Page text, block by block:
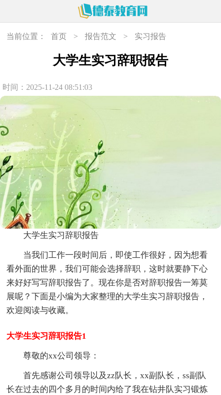
当前位置： 首页 > 报告范文 > 实习报告
大学生实习辞职报告
时间：2025-11-24 08:51:03
大学生实习辞职报告
当我们工作一段时间后，即使工作很好，因为想看
看外面的世界，我们可能会选择辞职，这时就要静下心
来好好写写辞职报告了。现在你是否对辞职报告一筹莫
展呢？下面是小编为大家整理的大学生实习辞职报告，
欢迎阅读与收藏。
大学生实习辞职报告1
尊敬的xx公司领导：
首先感谢公司领导以及zz队长，xx副队长，ss副队
长在过去的四个多月的时间内给了我在钻井队实习锻炼